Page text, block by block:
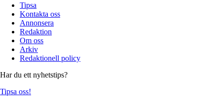
Tipsa
Kontakta oss
Annonsera
Redaktion
Om oss
Arkiv
Redaktionell policy
Har du ett nyhetstips?
Tipsa oss!